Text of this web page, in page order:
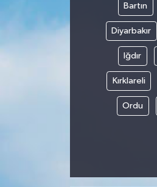
Bartın
Diyarbakır
Iğdır
Kırklareli
Ordu